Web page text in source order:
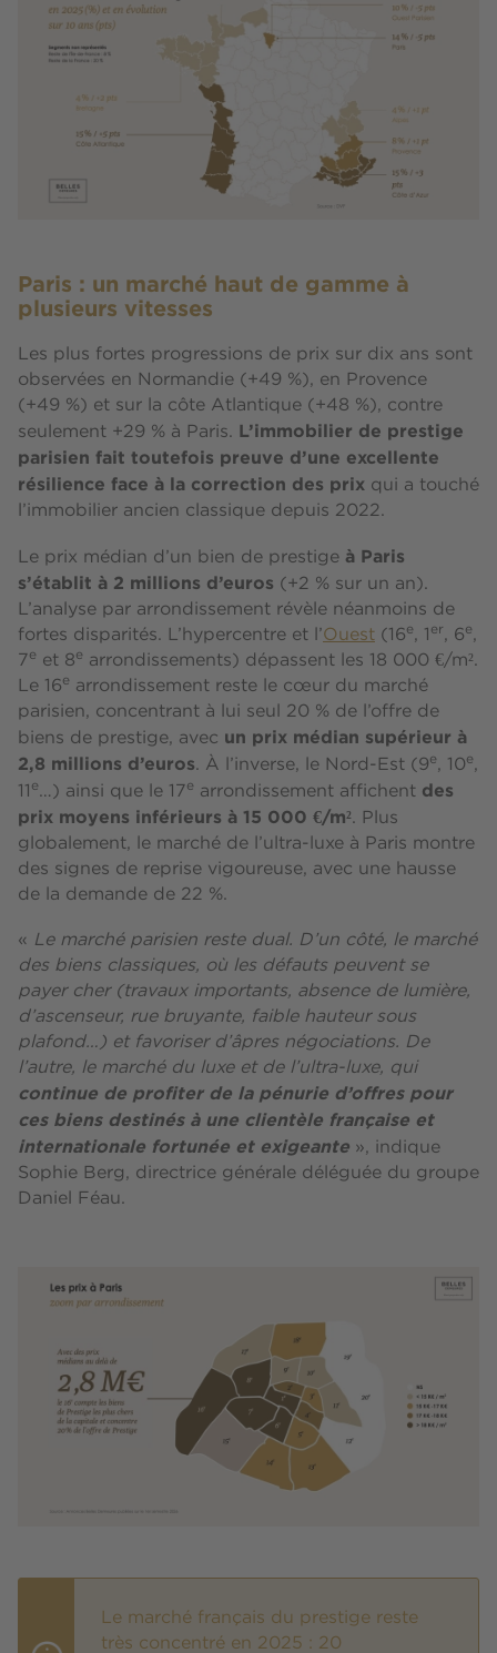
Paris : un marché haut de gamme à
plusieurs vitesses
Les plus fortes progressions de prix sur dix ans sont
observées en Normandie (+49 %), en Provence
(+49 %) et sur la côte Atlantique (+48 %), contre
seulement +29 % à Paris. L’immobilier de prestige
parisien fait toutefois preuve d’une excellente
résilience face à la correction des prix qui a touché
l’immobilier ancien classique depuis 2022.
Le prix médian d’un bien de prestige à Paris
s’établit à 2 millions d’euros (+2 % sur un an).
L’analyse par arrondissement révèle néanmoins de
fortes disparités. L’hypercentre et l’Ouest (16e, 1 er, 6e,
7e et 8e arrondissements) dépassent les 18 000 €/m².
Le 16e arrondissement reste le cœur du marché
parisien, concentrant à lui seul 20 % de l’offre de
biens de prestige, avec un prix médian supérieur à
2,8 millions d’euros. À l’inverse, le Nord-Est (9e, 10e,
11 e…) ainsi que le 17e arrondissement affichent des
prix moyens inférieurs à 15 000 €/m². Plus
globalement, le marché de l’ultra-luxe à Paris montre
des signes de reprise vigoureuse, avec une hausse
de la demande de 22 %.
« Le marché parisien reste dual. D’un côté, le marché
des biens classiques, où les défauts peuvent se
payer cher (travaux importants, absence de lumière,
d’ascenseur, rue bruyante, faible hauteur sous
plafond…) et favoriser d’âpres négociations. De
l’autre, le marché du luxe et de l’ultra-luxe, qui
continue de profiter de la pénurie d’offres pour
ces biens destinés à une clientèle française et
internationale fortunée et exigeante », indique
Sophie Berg, directrice générale déléguée du groupe
Daniel Féau.
Le marché français du prestige reste
très concentré en 2025 : 20